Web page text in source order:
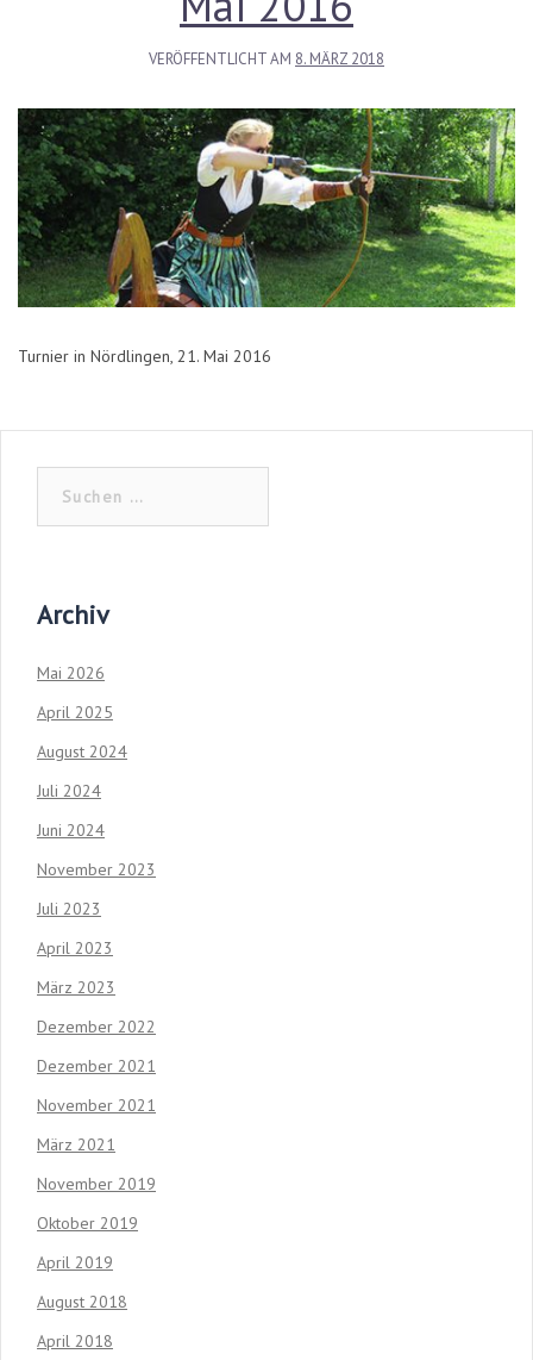
VERÖFFENTLICHT AM 8. MÄRZ 2018
Turnier in Nördlingen, 21. Mai 2016
nach:
Archiv
Mai 2026
April 2025
August 2024
Juli 2024
Juni 2024
November 2023
Juli 2023
April 2023
März 2023
Dezember 2022
Dezember 2021
November 2021
März 2021
November 2019
Oktober 2019
April 2019
August 2018
April 2018